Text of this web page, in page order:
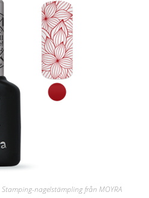
Stamping-nagelstämpling från MOYRA